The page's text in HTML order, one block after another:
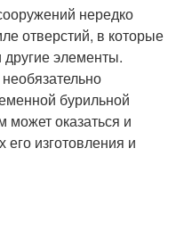
нередко
отверстий, в которые
другие элементы.
бурильной
может оказаться и
изготовления и